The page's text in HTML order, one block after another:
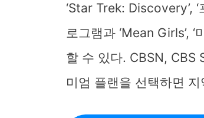
‘Star Trek: Discovery’, ‘
로그램과 ‘Mean Girls’,
할 수 있다. CBSN, CBS
미엄 플랜을 선택하면